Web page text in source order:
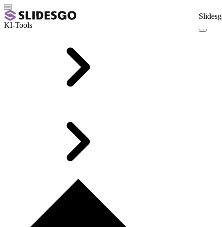
KI-Tools